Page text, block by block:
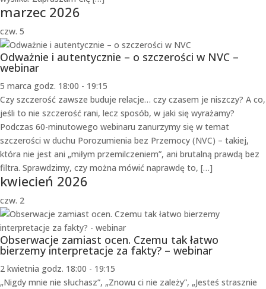
marzec 2026
czw. 5
Odważnie i autentycznie – o szczerości w NVC –
webinar
5 marca godz. 18:00 - 19:15
Czy szczerość zawsze buduje relacje… czy czasem je niszczy? A co,
jeśli to nie szczerość rani, lecz sposób, w jaki się wyrażamy?
Podczas 60-minutowego webinaru zanurzymy się w temat
szczerości w duchu Porozumienia bez Przemocy (NVC) – takiej,
która nie jest ani „miłym przemilczeniem”, ani brutalną prawdą bez
filtra. Sprawdzimy, czy można mówić naprawdę to, […]
kwiecień 2026
czw. 2
Obserwacje zamiast ocen. Czemu tak łatwo
bierzemy interpretacje za fakty? – webinar
2 kwietnia godz. 18:00 - 19:15
„Nigdy mnie nie słuchasz”, „Znowu ci nie zależy”, „Jesteś strasznie